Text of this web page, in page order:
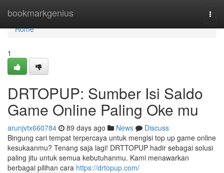
bookmarkgenius
Home
Home
1
DRTOPUP: Sumber Isi Saldo
Game Online Paling Oke mu
arunjvtx660784 89 days ago News
Discuss
Bingung cari tempat terpercaya untuk mengisi top up game online
kesukaanmu? Tenang saja lagi! DRTTOPUP hadir sebagai solusi
paling jitu untuk semua kebutuhanmu. Kami menawarkan
berbagai pilihan cara https://drtopup.com/